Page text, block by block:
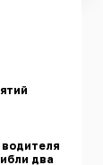
два